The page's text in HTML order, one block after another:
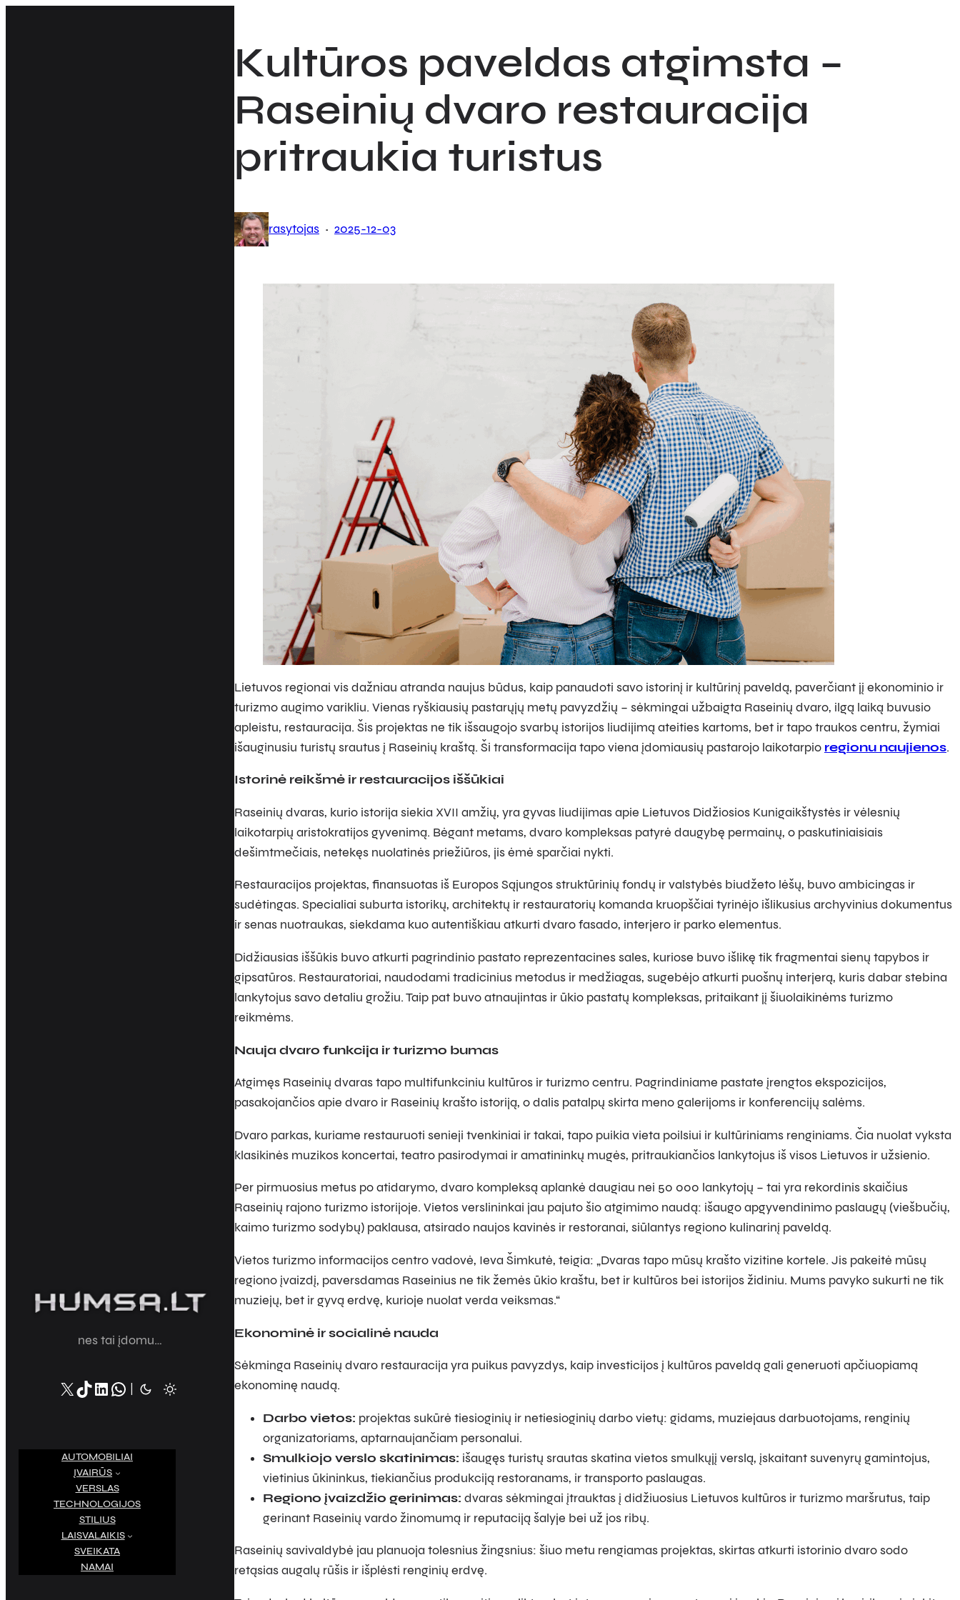
nes tai įdomu…
X TikTok LinkedIn WhatsApp
AUTOMOBILIAI
ĮVAIRŪS
VERSLAS
TECHNOLOGIJOS
STILIUS
LAISVALAIKIS
SVEIKATA
NAMAI
Kultūros paveldas atgimsta –
Raseinių dvaro restauracija
pritraukia turistus
rasytojas · 2025-12-03
Lietuvos regionai vis dažniau atranda naujus būdus, kaip panaudoti savo istorinį ir kultūrinį paveldą, paverčiant jį ekonominio ir
turizmo augimo varikliu. Vienas ryškiausių pastarųjų metų pavyzdžių – sėkmingai užbaigta Raseinių dvaro, ilgą laiką buvusio
apleistu, restauracija. Šis projektas ne tik išsaugojo svarbų istorijos liudijimą ateities kartoms, bet ir tapo traukos centru, žymiai
išauginusiu turistų srautus į Raseinių kraštą. Ši transformacija tapo viena įdomiausių pastarojo laikotarpio regionu naujienos.
Istorinė reikšmė ir restauracijos iššūkiai
Raseinių dvaras, kurio istorija siekia XVII amžių, yra gyvas liudijimas apie Lietuvos Didžiosios Kunigaikštystės ir vėlesnių
laikotarpių aristokratijos gyvenimą. Bėgant metams, dvaro kompleksas patyrė daugybę permainų, o paskutiniaisiais
dešimtmečiais, netekęs nuolatinės priežiūros, jis ėmė sparčiai nykti.
Restauracijos projektas, finansuotas iš Europos Sąjungos struktūrinių fondų ir valstybės biudžeto lėšų, buvo ambicingas ir
sudėtingas. Specialiai suburta istorikų, architektų ir restauratorių komanda kruopščiai tyrinėjo išlikusius archyvinius dokumentus
ir senas nuotraukas, siekdama kuo autentiškiau atkurti dvaro fasado, interjero ir parko elementus.
Didžiausias iššūkis buvo atkurti pagrindinio pastato reprezentacines sales, kuriose buvo išlikę tik fragmentai sienų tapybos ir
gipsatūros. Restauratoriai, naudodami tradicinius metodus ir medžiagas, sugebėjo atkurti puošnų interjerą, kuris dabar stebina
lankytojus savo detaliu grožiu. Taip pat buvo atnaujintas ir ūkio pastatų kompleksas, pritaikant jį šiuolaikinėms turizmo
reikmėms.
Nauja dvaro funkcija ir turizmo bumas
Atgimęs Raseinių dvaras tapo multifunkciniu kultūros ir turizmo centru. Pagrindiniame pastate įrengtos ekspozicijos,
pasakojančios apie dvaro ir Raseinių krašto istoriją, o dalis patalpų skirta meno galerijoms ir konferencijų salėms.
Dvaro parkas, kuriame restauruoti senieji tvenkiniai ir takai, tapo puikia vieta poilsiui ir kultūriniams renginiams. Čia nuolat vyksta
klasikinės muzikos koncertai, teatro pasirodymai ir amatininkų mugės, pritraukiančios lankytojus iš visos Lietuvos ir užsienio.
Per pirmuosius metus po atidarymo, dvaro kompleksą aplankė daugiau nei 50 000 lankytojų – tai yra rekordinis skaičius
Raseinių rajono turizmo istorijoje. Vietos verslininkai jau pajuto šio atgimimo naudą: išaugo apgyvendinimo paslaugų (viešbučių,
kaimo turizmo sodybų) paklausa, atsirado naujos kavinės ir restoranai, siūlantys regiono kulinarinį paveldą.
Vietos turizmo informacijos centro vadovė, Ieva Šimkutė, teigia: „Dvaras tapo mūsų krašto vizitine kortele. Jis pakeitė mūsų
regiono įvaizdį, paversdamas Raseinius ne tik žemės ūkio kraštu, bet ir kultūros bei istorijos židiniu. Mums pavyko sukurti ne tik
muziejų, bet ir gyvą erdvę, kurioje nuolat verda veiksmas.“
Ekonominė ir socialinė nauda
Sėkminga Raseinių dvaro restauracija yra puikus pavyzdys, kaip investicijos į kultūros paveldą gali generuoti apčiuopiamą
ekonominę naudą.
Darbo vietos: projektas sukūrė tiesioginių ir netiesioginių darbo vietų: gidams, muziejaus darbuotojams, renginių
organizatoriams, aptarnaujančiam personalui.
Smulkiojo verslo skatinimas: išaugęs turistų srautas skatina vietos smulkųjį verslą, įskaitant suvenyrų gamintojus,
vietinius ūkininkus, tiekiančius produkciją restoranams, ir transporto paslaugas.
Regiono įvaizdžio gerinimas: dvaras sėkmingai įtrauktas į didžiuosius Lietuvos kultūros ir turizmo maršrutus, taip
gerinant Raseinių vardo žinomumą ir reputaciją šalyje bei už jos ribų.
Raseinių savivaldybė jau planuoja tolesnius žingsnius: šiuo metu rengiamas projektas, skirtas atkurti istorinio dvaro sodo
retąsias augalų rūšis ir išplėsti renginių erdvę.